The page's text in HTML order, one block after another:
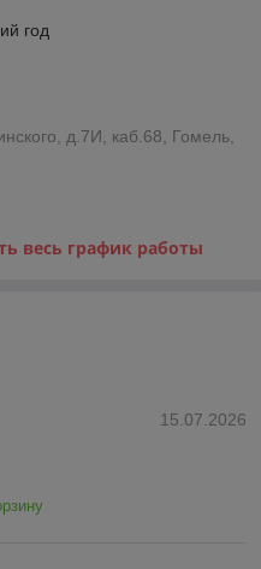
год
д.7И, каб.68, Гомель,
весь график работы
15.07.2026